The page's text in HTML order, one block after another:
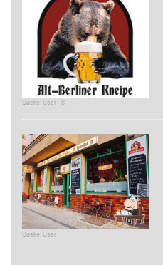
Quelle: User · ©
Quelle: User